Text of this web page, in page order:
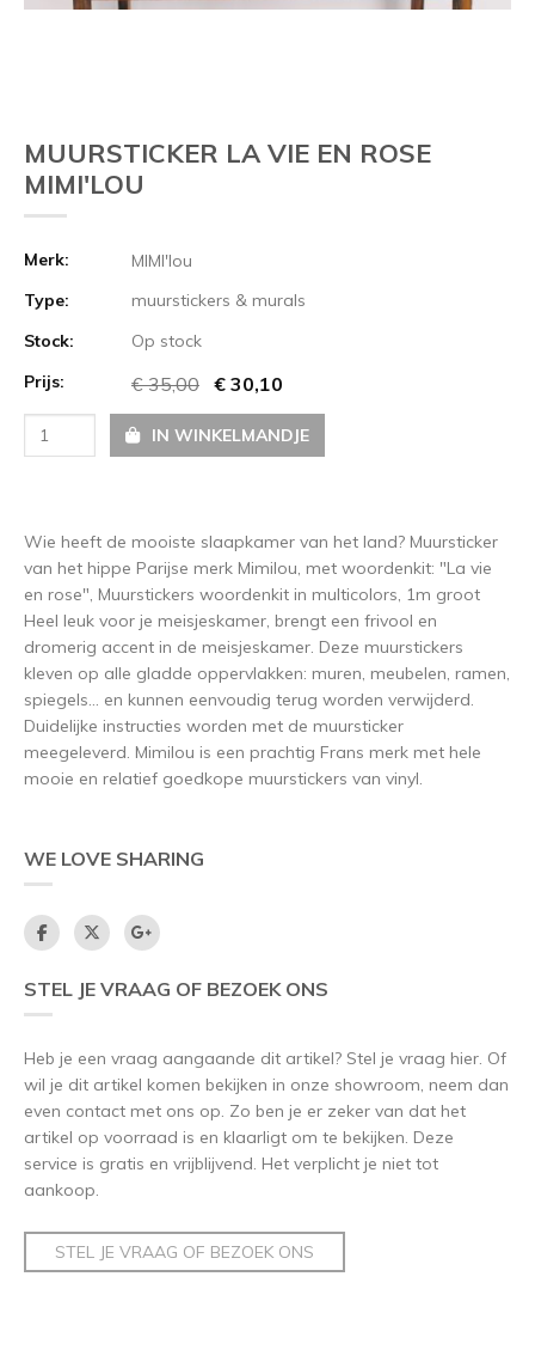
MUURSTICKER LA VIE EN ROSE
MIMI'LOU
Merk:
MIMI'lou
Type:
muurstickers & murals
Stock:
Op stock
Prijs:
€ 35,00 € 30,10
IN WINKELMANDJE
Wie heeft de mooiste slaapkamer van het land? Muursticker
van het hippe Parijse merk Mimilou, met woordenkit: "La vie
en rose", Muurstickers woordenkit in multicolors, 1m groot
Heel leuk voor je meisjeskamer, brengt een frivool en
dromerig accent in de meisjeskamer. Deze muurstickers
kleven op alle gladde oppervlakken: muren, meubelen, ramen,
spiegels... en kunnen eenvoudig terug worden verwijderd.
Duidelijke instructies worden met de muursticker
meegeleverd. Mimilou is een prachtig Frans merk met hele
mooie en relatief goedkope muurstickers van vinyl.
WE LOVE SHARING
STEL JE VRAAG OF BEZOEK ONS
Heb je een vraag aangaande dit artikel? Stel je vraag hier. Of
wil je dit artikel komen bekijken in onze showroom, neem dan
even contact met ons op. Zo ben je er zeker van dat het
artikel op voorraad is en klaarligt om te bekijken. Deze
service is gratis en vrijblijvend. Het verplicht je niet tot
aankoop.
STEL JE VRAAG OF BEZOEK ONS